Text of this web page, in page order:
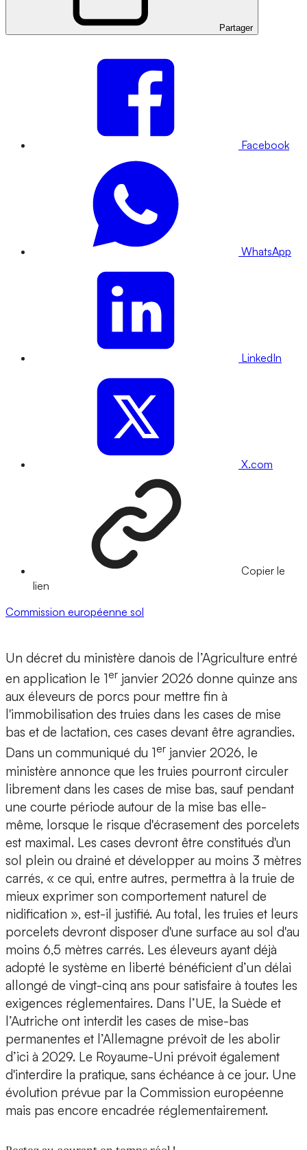
Partager
Facebook
WhatsApp
LinkedIn
X.com
Copier le
lien
Commission européenne sol
Un décret du ministère danois de l’Agriculture entré
en application le 1er janvier 2026 donne quinze ans
aux éleveurs de porcs pour mettre fin à
l'immobilisation des truies dans les cases de mise
bas et de lactation, ces cases devant être agrandies.
Dans un communiqué du 1er janvier 2026, le
ministère annonce que les truies pourront circuler
librement dans les cases de mise bas, sauf pendant
une courte période autour de la mise bas elle-
même, lorsque le risque d'écrasement des porcelets
est maximal. Les cases devront être constitués d'un
sol plein ou drainé et développer au moins 3 mètres
carrés, « ce qui, entre autres, permettra à la truie de
mieux exprimer son comportement naturel de
nidification », est-il justifié. Au total, les truies et leurs
porcelets devront disposer d'une surface au sol d'au
moins 6,5 mètres carrés. Les éleveurs ayant déjà
adopté le système en liberté bénéficient d’un délai
allongé de vingt-cinq ans pour satisfaire à toutes les
exigences réglementaires. Dans l’UE, la Suède et
l’Autriche ont interdit les cases de mise-bas
permanentes et l’Allemagne prévoit de les abolir
d’ici à 2029. Le Royaume-Uni prévoit également
d'interdire la pratique, sans échéance à ce jour. Une
évolution prévue par la Commission européenne
mais pas encore encadrée réglementairement.